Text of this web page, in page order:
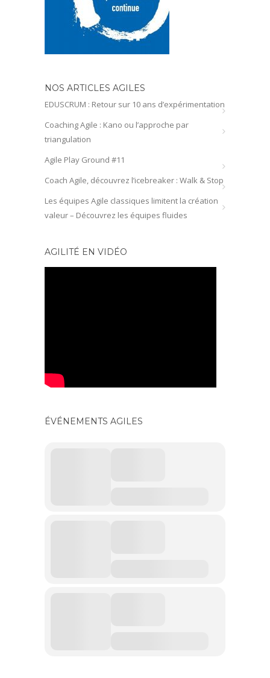
NOS ARTICLES AGILES
EDUSCRUM : Retour sur 10 ans d’expérimentation
Coaching Agile : Kano ou l’approche par
triangulation
Agile Play Ground #11
Coach Agile, découvrez l’icebreaker : Walk & Stop
Les équipes Agile classiques limitent la création
valeur – Découvrez les équipes fluides
AGILITÉ EN VIDÉO
ÉVÉNEMENTS AGILES